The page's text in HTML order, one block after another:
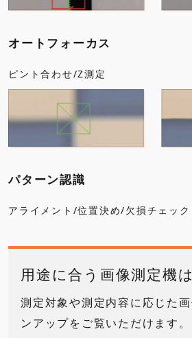
オートフォーカス
ピント合わせ/Z測定
パターン認識
アライメント/位置決め/欠損チェック
用途に合う画像測定機
測定対象や測定内容に応じた
ンアップをご覧いただけます。